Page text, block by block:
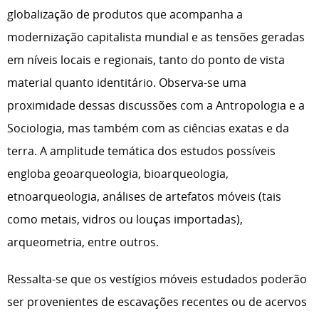
globalização de produtos que acompanha a
modernização capitalista mundial e as tensões geradas
em níveis locais e regionais, tanto do ponto de vista
material quanto identitário. Observa-se uma
proximidade dessas discussões com a Antropologia e a
Sociologia, mas também com as ciências exatas e da
terra. A amplitude temática dos estudos possíveis
engloba geoarqueologia, bioarqueologia,
etnoarqueologia, análises de artefatos móveis (tais
como metais, vidros ou louças importadas),
arqueometria, entre outros.
Ressalta-se que os vestígios móveis estudados poderão
ser provenientes de escavações recentes ou de acervos